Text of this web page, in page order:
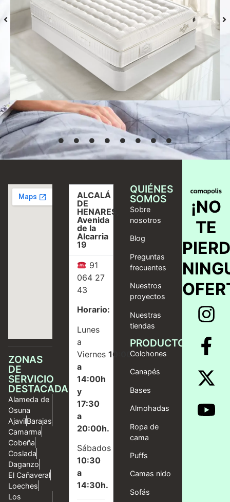
Colchón S-Grafeno Hannes
Desde 769,00 €
Seleccionar
opciones
ZONAS
DE
SERVICIO
DESTACADAS
Alameda de
Osuna
AjavilBarajas
Camarma
Cobeña
Coslada
Daganzo
El Cañaveral
Loeches
Los
ALCALÁ
DE
HENARES,
Avenida
de la
Alcarria
19
91
064 27
43
Horario:
Lunes
a
Viernes10:00
a
14:00h
y
17:30
a
20:00h.
Sábados
10:30
a
14:30h.
QUIÉNES
SOMOS
Sobre
nosotros
Blog
Preguntas
frecuentes
Nuestros
proyectos
Nuestras
tiendas
PRODUCTOS
Colchones
Canapés
Bases
Almohadas
Ropa de
cama
Puffs
Camas nido
Sofás
¡NO
TE